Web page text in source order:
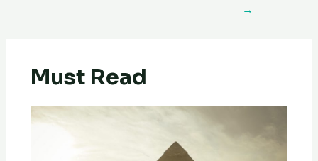
→
Must Read